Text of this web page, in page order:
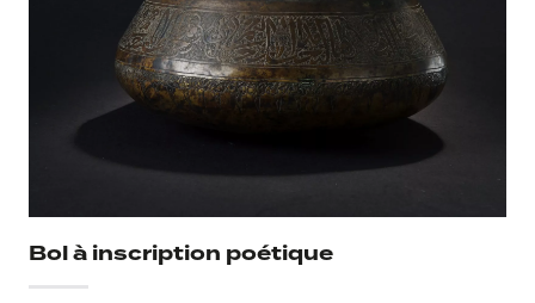
Bol à inscription poétique